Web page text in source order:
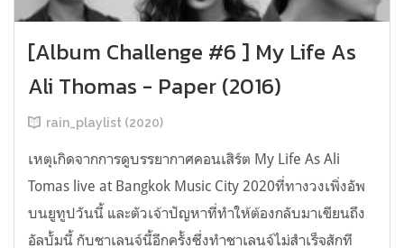
[Album Challenge #6 ] My Life As
Ali Thomas - Paper (2016)
rain_playlist (2020)
เหตุเกิดจากการดูบรรยากาศคอนเสิร์ต My Life As Ali
Tomas live at Bangkok Music City 2020ที่ทางวงเพิ่งอัพ
บนยูทูปวันนี้ และตัวเจ้าปัญหาที่ทำให้ต้องกลับมาเขียนถึง
อัลบั้มนี้ กับชาเลนจ์นี้อีกครั้งซึ่งทำชาเลนจ์ไม่สำเร็จสักที